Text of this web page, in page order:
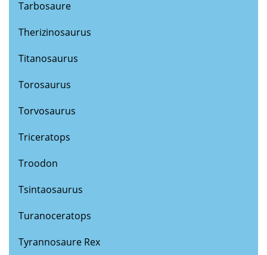
Tarbosaure
Therizinosaurus
Titanosaurus
Torosaurus
Torvosaurus
Triceratops
Troodon
Tsintaosaurus
Turanoceratops
Tyrannosaure Rex